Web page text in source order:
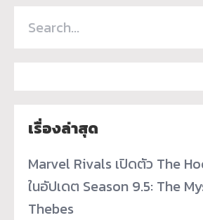
เรื่องล่าสุด
Marvel Rivals เปิดตัว The
ในอัปเดต Season 9.5: The
Thebes